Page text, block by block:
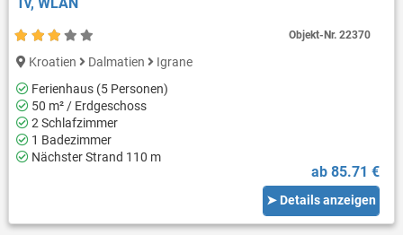
Kroatien Dalmatien
Igrane
Ferienhaus (5 Personen)
50 m² / Erdgeschoss
2 Schlafzimmer
1 Badezimmer
Nächster Strand 110 m
ab 85.71 €
➤ Details anzeigen
Objekt-Nr.22370